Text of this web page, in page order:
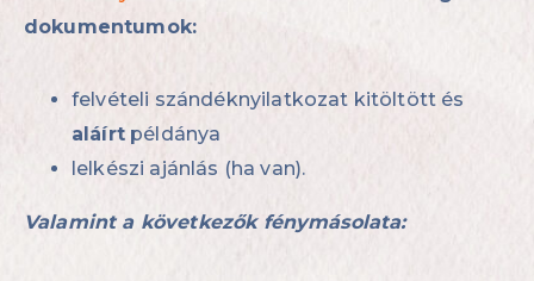
dokumentumok:
felvételi szándéknyilatkozat kitöltött és
aláírtpéldánya
lelkészi ajánlás (ha van).
Valamint a következők fénymásolata: